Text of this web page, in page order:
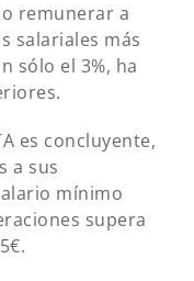
remunerar a
salariales más
sólo el 3%, ha
es concluyente,
a sus
mínimo
supera